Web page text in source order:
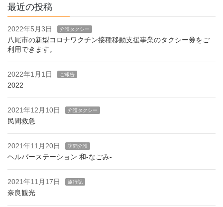
最近の投稿
2022年5月3日 介護タクシー
八尾市の新型コロナワクチン接種移動支援事業のタクシー券をご
利用できます。
2022年1月1日 ご報告
2022
2021年12月10日 介護タクシー
民間救急
2021年11月20日 訪問介護
ヘルパーステーション 和-なごみ-
2021年11月17日 旅行記
奈良観光